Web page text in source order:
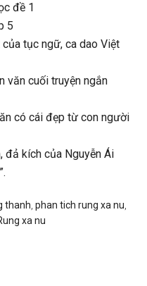
đề 1
5
tục ngữ, ca dao Việt
văn cuối truyện ngắn
có cái đẹp từ con người
đả kích của Nguyễn Ái
thanh ,phan tich rung xa nu
xa nu